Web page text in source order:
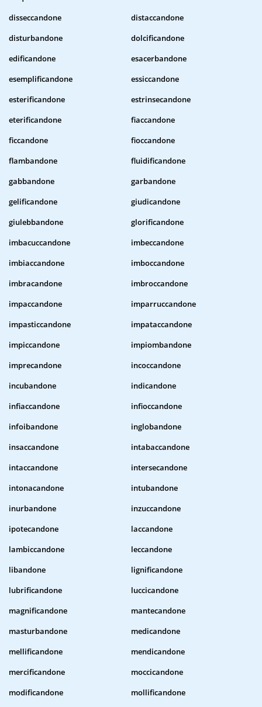
disseccandone
distaccandone
disturbandone
dolcificandone
edificandone
esacerbandone
esemplificandone
essiccandone
esterificandone
estrinsecandone
eterificandone
fiaccandone
ficcandone
fioccandone
flambandone
fluidificandone
gabbandone
garbandone
gelificandone
giudicandone
giulebbandone
glorificandone
imbacuccandone
imbeccandone
imbiaccandone
imboccandone
imbracandone
imbroccandone
impaccandone
imparruccandone
impasticcandone
impataccandone
impiccandone
impiombandone
imprecandone
incoccandone
incubandone
indicandone
infiaccandone
infioccandone
infoibandone
inglobandone
insaccandone
intabaccandone
intaccandone
intersecandone
intonacandone
intubandone
inurbandone
inzuccandone
ipotecandone
laccandone
lambiccandone
leccandone
libandone
lignificandone
lubrificandone
luccicandone
magnificandone
mantecandone
masturbandone
medicandone
mellificandone
mendicandone
mercificandone
moccicandone
modificandone
mollificandone